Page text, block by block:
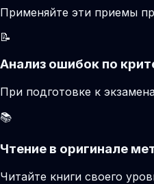
Применяйте эти приемы
📝
Анализ ошибок по
При подготовке к
📚
Чтение в оригинале
Читайте книги своего